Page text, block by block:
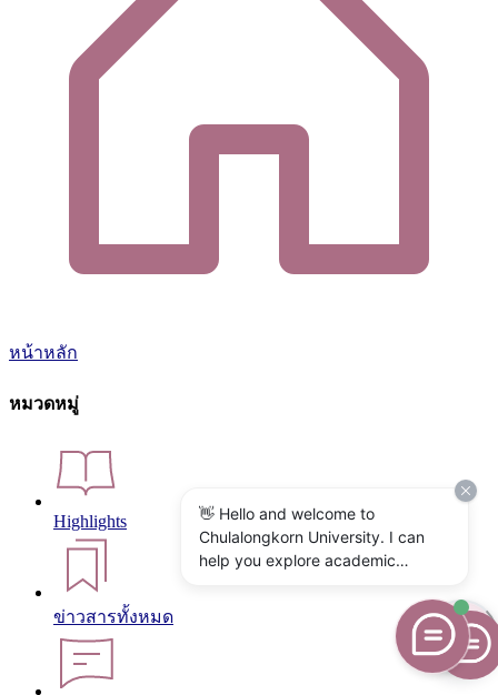
หน้าหลัก
หมวดหมู่
Highlights
ข่าวสารทั้งหมด
👋 Hello and welcome to
Chulalongkorn University. I can
help you explore academic